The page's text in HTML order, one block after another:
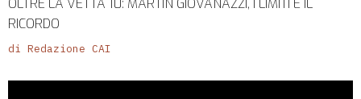
RICORDO
di Redazione CAI